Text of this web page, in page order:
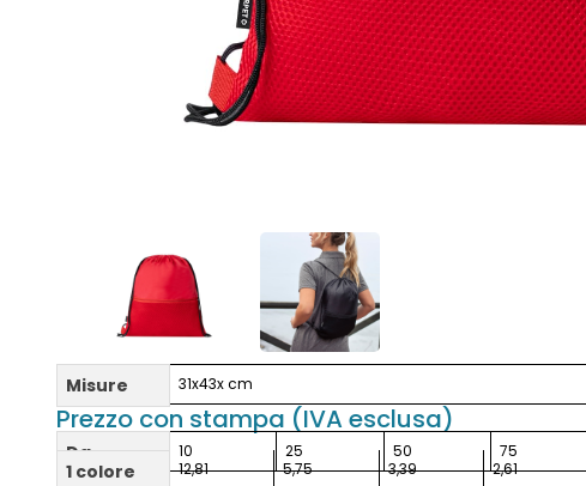
Misure 31x43x cm
Prezzo con stampa (IVA esclusa)
Da 10 25 50 75
1 colore 12,81 5,75 3,39 2,61